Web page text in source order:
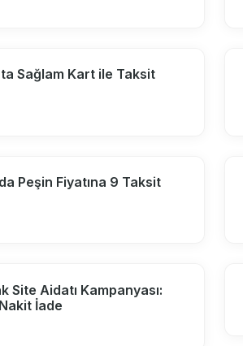
Sağlam Kart ile Taksit
Peşin Fiyatına 9 Taksit
Site Aidatı Kampanyası:
İade